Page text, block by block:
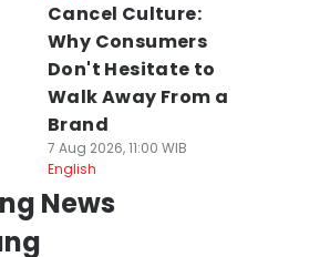
Cancel Culture:
Why Consumers
Don't Hesitate to
Walk Away From a
Brand
7 Aug 2026, 11:00 WIB
English
News